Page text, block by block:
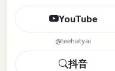
YouTube
@teehatyai
抖音